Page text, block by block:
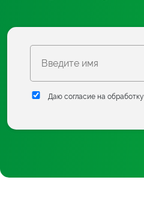
Даю согласие на